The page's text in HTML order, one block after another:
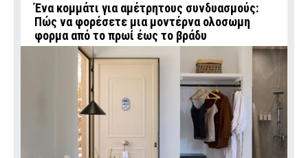
Ένα κομμάτι για αμέτρητους συνδυασμούς:
Πώς να φορέσετε μια μοντέρνα ολοσωμη
φορμα από το πρωί έως το βράδυ